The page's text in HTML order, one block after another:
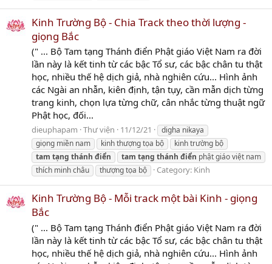
Kinh Trường Bộ - Chia Track theo thời lượng -
giọng Bắc
(" ... Bộ Tam tạng Thánh điển Phật giáo Việt Nam ra đời
lần này là kết tinh từ các bậc Tổ sư, các bậc chân tu thật
học, nhiều thế hệ dịch giả, nhà nghiên cứu... Hình ảnh
các Ngài an nhẫn, kiên định, tận tụy, cần mẫn dịch từng
trang kinh, chọn lựa từng chữ, cân nhắc từng thuật ngữ
Phật học, đối...
dieuphapam Thư viện 11/12/21
digha nikaya
giọng miền nam
kinh thượng tọa bộ
kinh trường bộ
tam tạng thánh điển tam tạng thánh điển phật giáo việt nam
thích minh châu
thượng tọa bộ Category: Kinh
Kinh Trường Bộ - Mỗi track một bài Kinh - giọng
Bắc
(" ... Bộ Tam tạng Thánh điển Phật giáo Việt Nam ra đời
lần này là kết tinh từ các bậc Tổ sư, các bậc chân tu thật
học, nhiều thế hệ dịch giả, nhà nghiên cứu... Hình ảnh